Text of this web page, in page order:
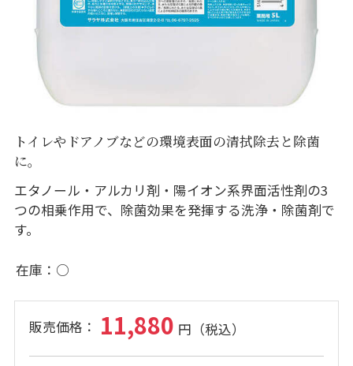
トイレやドアノブなどの環境表面の清拭除去と除菌
に。
エタノール・アルカリ剤・陽イオン系界面活性剤の3
つの相乗作用で、除菌効果を発揮する洗浄・除菌剤で
す。
在庫 ○
11,880